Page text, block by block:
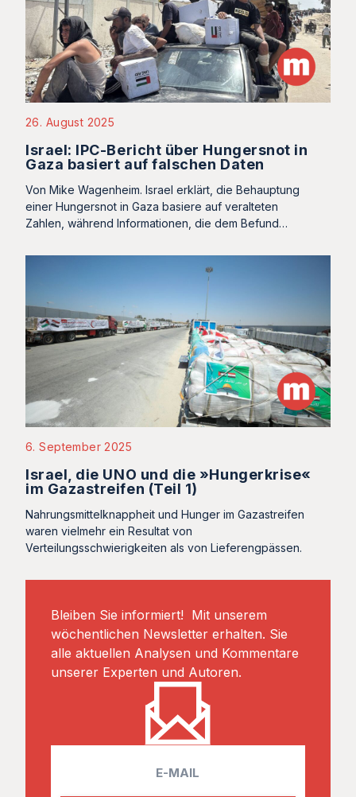
26. August 2025
Israel: IPC-Bericht über Hungersnot in
Gaza basiert auf falschen Daten
Von Mike Wagenheim. Israel erklärt, die Behauptung
einer Hungersnot in Gaza basiere auf veralteten
Zahlen, während Informationen, die dem Befund…
6. September 2025
Israel, die UNO und die »Hungerkrise«
im Gazastreifen (Teil 1)
Nahrungsmittelknappheit und Hunger im Gazastreifen
waren vielmehr ein Resultat von
Verteilungsschwierigkeiten als von Lieferengpässen.
Bleiben Sie informiert! Mit unserem
wöchentlichen Newsletter erhalten. Sie
alle aktuellen Analysen und Kommentare
unserer Experten und Autoren.